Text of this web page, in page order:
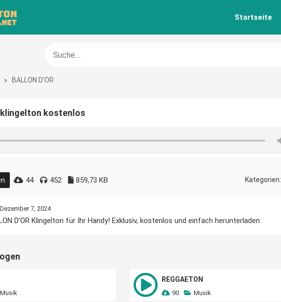
Startseite
» BALLON D’OR
klingelton kostenlos
44 452 859,73 KB Kategorien:
7, 2024
D’OR Klingelton für Ihr Handy! Exklusiv, kostenlos und einfach herunterladen.
Musik
REGGAETON
90 Musik